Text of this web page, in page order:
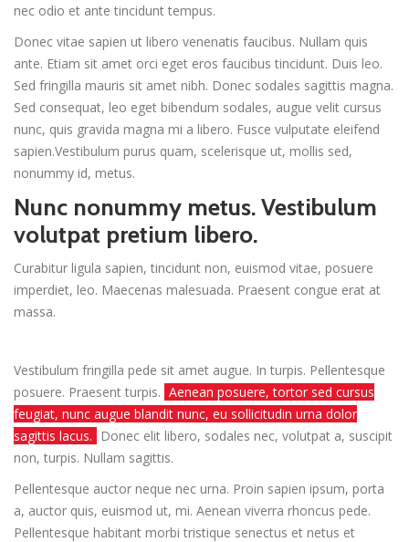
nec odio et ante tincidunt tempus.
Donec vitae sapien ut libero venenatis faucibus. Nullam quis
ante. Etiam sit amet orci eget eros faucibus tincidunt. Duis leo.
Sed fringilla mauris sit amet nibh. Donec sodales sagittis magna.
Sed consequat, leo eget bibendum sodales, augue velit cursus
nunc, quis gravida magna mi a libero. Fusce vulputate eleifend
sapien.Vestibulum purus quam, scelerisque ut, mollis sed,
nonummy id, metus.
Nunc nonummy metus. Vestibulum
volutpat pretium libero.
Curabitur ligula sapien, tincidunt non, euismod vitae, posuere
imperdiet, leo. Maecenas malesuada. Praesent congue erat at
massa.
Vestibulum fringilla pede sit amet augue. In turpis. Pellentesque
posuere. Praesent turpis. Aenean posuere, tortor sed cursus
feugiat, nunc augue blandit nunc, eu sollicitudin urna dolor
sagittis lacus. Donec elit libero, sodales nec, volutpat a, suscipit
non, turpis. Nullam sagittis.
Pellentesque auctor neque nec urna. Proin sapien ipsum, porta
a, auctor quis, euismod ut, mi. Aenean viverra rhoncus pede.
Pellentesque habitant morbi tristique senectus et netus et